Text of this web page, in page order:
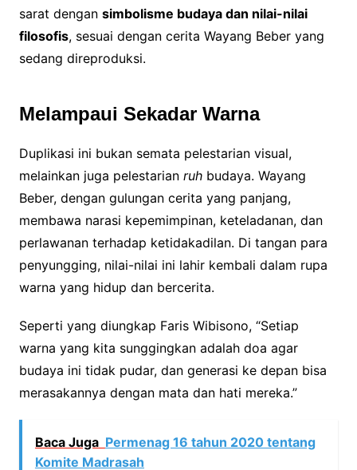
sarat dengan simbolisme budaya dan nilai-nilai
filosofis, sesuai dengan cerita Wayang Beber yang
sedang direproduksi.
Melampaui Sekadar Warna
Duplikasi ini bukan semata pelestarian visual,
melainkan juga pelestarian ruhbudaya. Wayang
Beber, dengan gulungan cerita yang panjang,
membawa narasi kepemimpinan, keteladanan, dan
perlawanan terhadap ketidakadilan. Di tangan para
penyungging, nilai-nilai ini lahir kembali dalam rupa
warna yang hidup dan bercerita.
Seperti yang diungkap Faris Wibisono, “Setiap
warna yang kita sunggingkan adalah doa agar
budaya ini tidak pudar, dan generasi ke depan bisa
merasakannya dengan mata dan hati mereka.”
Baca Juga Permenag 16 tahun 2020 tentang
Komite Madrasah